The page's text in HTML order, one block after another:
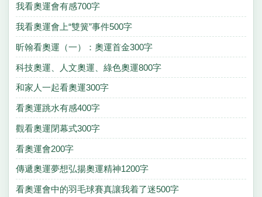
我看奧運會有感700字
我看奧運會上“雙簧”事件500字
昕翰看奧運（一）：奧運首金300字
科技奧運、人文奧運、綠色奧運800字
和家人一起看奧運300字
看奧運跳水有感400字
觀看奧運閉幕式300字
看奧運會200字
傳遞奧運夢想弘揚奧運精神1200字
看奧運會中的羽毛球賽真讓我着了迷500字